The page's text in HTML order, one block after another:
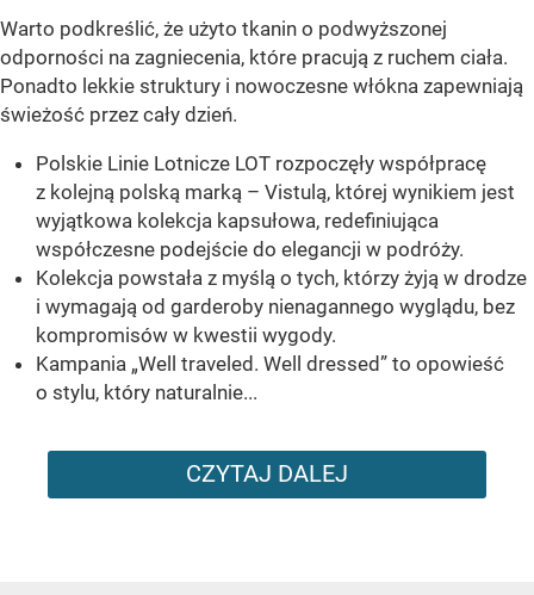
Warto podkreślić, że użyto tkanin o podwyższonej
odporności na zagniecenia, które pracują z ruchem ciała.
Ponadto lekkie struktury i nowoczesne włókna zapewniają
świeżość przez cały dzień.
Polskie Linie Lotnicze LOT rozpoczęły współpracę
z kolejną polską marką – Vistulą, której wynikiem jest
wyjątkowa kolekcja kapsułowa, redefiniująca
współczesne podejście do elegancji w podróży.
Kolekcja powstała z myślą o tych, którzy żyją w drodze
i wymagają od garderoby nienagannego wyglądu, bez
kompromisów w kwestii wygody.
Kampania „Well traveled. Well dressed” to opowieść
o stylu, który naturalnie...
CZYTAJ DALEJ